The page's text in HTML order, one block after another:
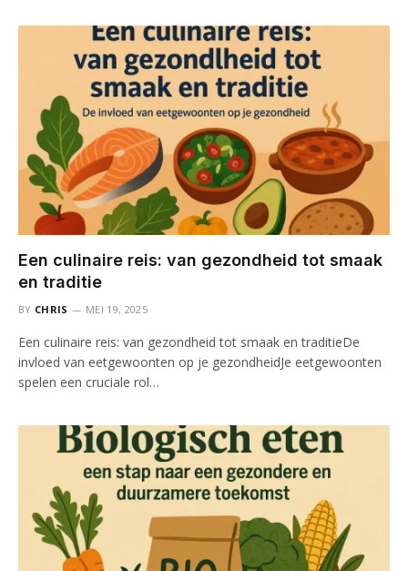
Een culinaire reis: van gezondheid tot smaak
en traditie
BY CHRIS MEI 19, 2025
Een culinaire reis: van gezondheid tot smaak en traditieDe
invloed van eetgewoonten op je gezondheidJe eetgewoonten
spelen een cruciale rol…